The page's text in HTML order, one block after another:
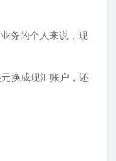
务的个人来说，现
换成现汇账户，还